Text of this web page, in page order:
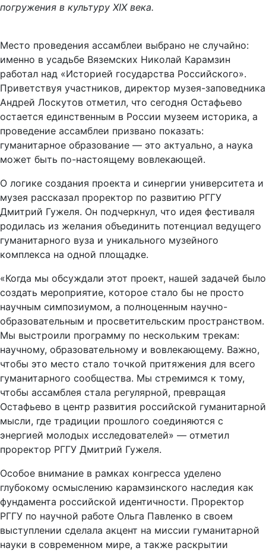
погружения в культуру XIX века.
Место проведения ассамблеи выбрано не случайно:
именно в усадьбе Вяземских Николай Карамзин
работал над «Историей государства Российского».
Приветствуя участников, директор музея-заповедника
Андрей Лоскутов отметил, что сегодня Остафьево
остается единственным в России музеем историка, а
проведение ассамблеи призвано показать:
гуманитарное образование — это актуально, а наука
может быть по-настоящему вовлекающей.
О логике создания проекта и синергии университета и
музея рассказал проректор по развитию РГГУ
Дмитрий Гужеля. Он подчеркнул, что идея фестиваля
родилась из желания объединить потенциал ведущего
гуманитарного вуза и уникального музейного
комплекса на одной площадке.
«Когда мы обсуждали этот проект, нашей задачей было
создать мероприятие, которое стало бы не просто
научным симпозиумом, а полноценным научно-
образовательным и просветительским пространством.
Мы выстроили программу по нескольким трекам:
научному, образовательному и вовлекающему. Важно,
чтобы это место стало точкой притяжения для всего
гуманитарного сообщества. Мы стремимся к тому,
чтобы ассамблея стала регулярной, превращая
Остафьево в центр развития российской гуманитарной
мысли, где традиции прошлого соединяются с
энергией молодых исследователей» — отметил
проректор РГГУ Дмитрий Гужеля.
Особое внимание в рамках конгресса уделено
глубокому осмыслению карамзинского наследия как
фундамента российской идентичности. Проректор
РГГУ по научной работе Ольга Павленко в своем
выступлении сделала акцент на миссии гуманитарной
науки в современном мире, а также раскрытии